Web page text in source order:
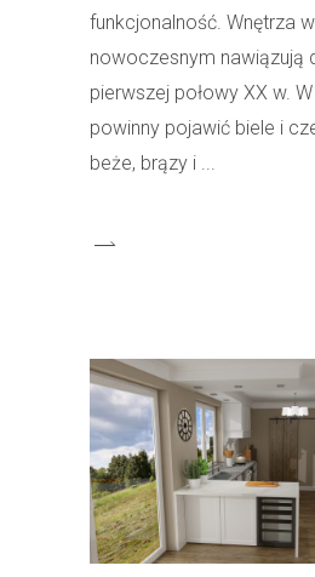
funkcjonalność. Wnętrza
nowoczesnym nawiązują
pierwszej połowy XX w.
powinny pojawić biele i
beże, brązy i